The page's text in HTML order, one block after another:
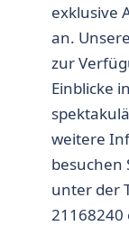
exklusive
an.
zur
Einblicke
weitere
besuchen
unter der
21168240